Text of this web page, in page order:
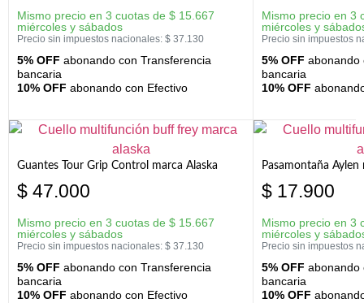
Mismo precio en 3 cuotas de $ 15.667
miércoles y sábados
Precio sin impuestos nacionales: $ 37.130
5% OFF abonando con Transferencia
bancaria
10% OFF abonando con Efectivo
Mismo precio en 3
miércoles y
Precio sin impuestos
5% OFF abonando
bancaria
10% OFF
Guantes Tour Grip Control marca Alaska
$ 47.000
Mismo precio en 3 cuotas de $ 15.667
miércoles y sábados
Precio sin impuestos nacionales: $ 37.130
5% OFF abonando con Transferencia
bancaria
10% OFF abonando con Efectivo
Pasamontaña Aylen
$ 17.900
Mismo precio en 3
miércoles y
Precio sin impuestos
5% OFF abonando
bancaria
10% OFF